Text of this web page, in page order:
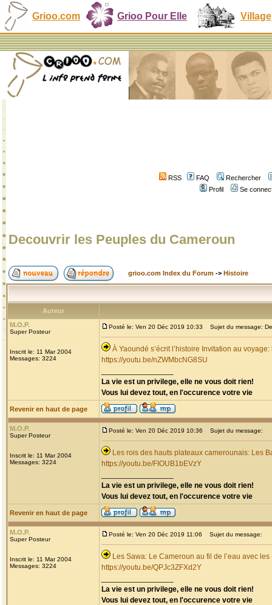
Grioo.com Grioo Pour Elle Village
RSS FAQ
Rechercher
Profil
Se
Decouvrir les Peuples du Cameroun
grioo.com Index du Forum -> Histoire
Auteur
M.O.P.
Super Posteur
Inscrit le: 11 Mar 2004
Messages: 3224
Posté le: Ven 20 Déc 2019 10:33 Sujet du message:
À Yaoundé s’écrit l’histoire Invitation au
https://youtu.be/nZWMbcNG8SU
La vie est un privilege, elle ne vous doit rien!
Vous lui devez tout, en l'occurence votre vie
Revenir en haut de page
M.O.P.
Super Posteur
Inscrit le: 11 Mar 2004
Messages: 3224
Posté le: Ven 20 Déc 2019 10:36 Sujet du message:
Les rois des hauts plateaux camerounais: Les
https://youtu.be/FIOUB1bEVzY
La vie est un privilege, elle ne vous doit rien!
Vous lui devez tout, en l'occurence votre vie
Revenir en haut de page
M.O.P.
Super Posteur
Inscrit le: 11 Mar 2004
Messages: 3224
Posté le: Ven 20 Déc 2019 11:06 Sujet du message:
Les Sawa: Le Cameroun au fil de l’eau avec
https://youtu.be/QPJc3ZFXd2Y
La vie est un privilege, elle ne vous doit rien!
Vous lui devez tout, en l'occurence votre vie